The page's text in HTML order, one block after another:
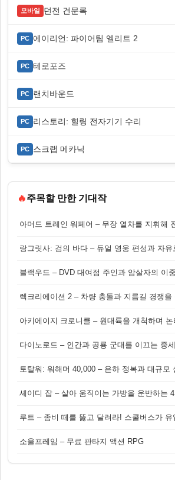
모바일 던전 견문록
PC 에이리언: 파이어팀 엘리트 2
PC 테로포즈
PC 랜치바운드
PC 리스토리: 힐링 전자기기 수리
PC 스크랩 메카닉
🔥주목할 만한 기대작
소울프레임 – 무료 판타지 액션 RPG